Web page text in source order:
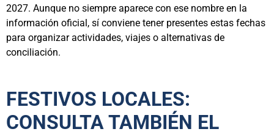
2027. Aunque no siempre aparece con ese nombre en la
información oficial, sí conviene tener presentes estas fechas
para organizar actividades, viajes o alternativas de
conciliación.
FESTIVOS LOCALES:
CONSULTA TAMBIÉN EL